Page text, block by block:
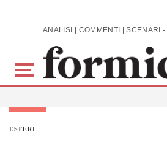
Skip to main content
ESTERI